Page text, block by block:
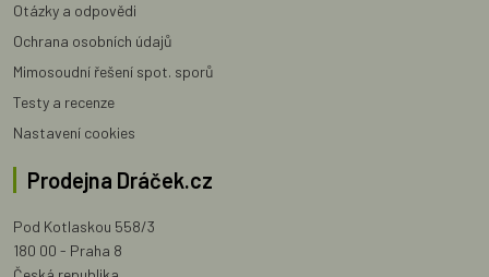
Otázky a odpovědi
Ochrana osobních údajů
Mimosoudní řešení spot. sporů
Testy a recenze
Nastavení cookies
Prodejna Dráček.cz
Pod Kotlaskou 558/3
180 00 - Praha 8